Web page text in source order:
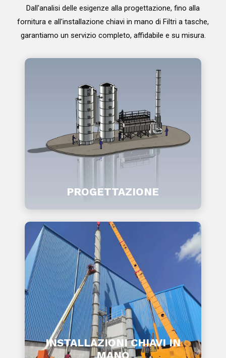
Dall'analisi delle esigenze alla progettazione, fino alla
fornitura e all'installazione chiavi in mano di Filtri a tasche,
garantiamo un servizio completo, affidabile e su misura.
PROGETTAZIONE
INSTALLAZIONI CHIAVI IN
MANO